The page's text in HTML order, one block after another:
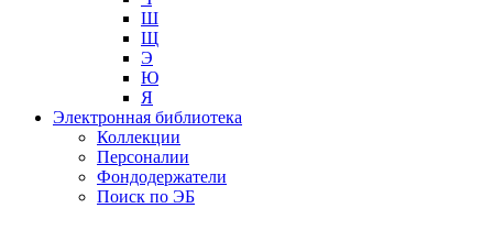
Ш
Щ
Э
Ю
Я
Электронная библиотека
Коллекции
Персоналии
Фондодержатели
Поиск по ЭБ